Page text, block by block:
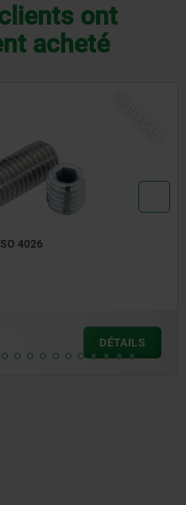
ont
acheté
à partir de 13,26
hors TVA
hors frais d’envoi